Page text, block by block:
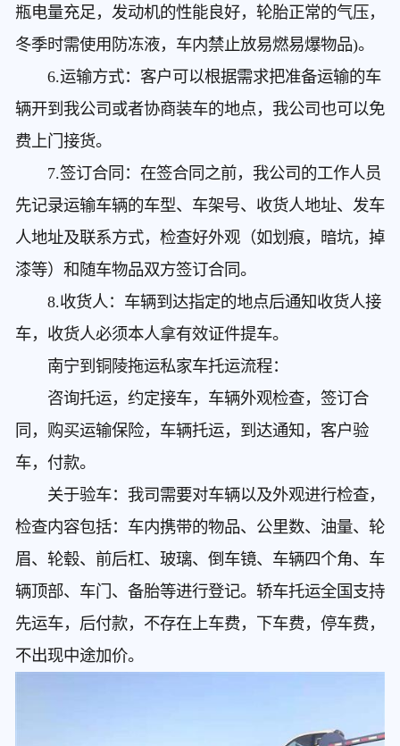
瓶电量充足，发动机的性能良好，轮胎正常的气压，
冬季时需使用防冻液，车内禁止放易燃易爆物品)。
6.运输方式：客户可以根据需求把准备运输的车
辆开到我公司或者协商装车的地点，我公司也可以免
费上门接货。
7.签订合同：在签合同之前，我公司的工作人员
先记录运输车辆的车型、车架号、收货人地址、发车
人地址及联系方式，检查好外观（如划痕，暗坑，掉
漆等）和随车物品双方签订合同。
8.收货人：车辆到达指定的地点后通知收货人接
车，收货人必须本人拿有效证件提车。
南宁到铜陵拖运私家车托运流程：
咨询托运，约定接车，车辆外观检查，签订合
同，购买运输保险，车辆托运，到达通知，客户验
车，付款。
关于验车：我司需要对车辆以及外观进行检查，
检查内容包括：车内携带的物品、公里数、油量、轮
眉、轮毂、前后杠、玻璃、倒车镜、车辆四个角、车
辆顶部、车门、备胎等进行登记。轿车托运全国支持
先运车，后付款，不存在上车费，下车费，停车费，
不出现中途加价。